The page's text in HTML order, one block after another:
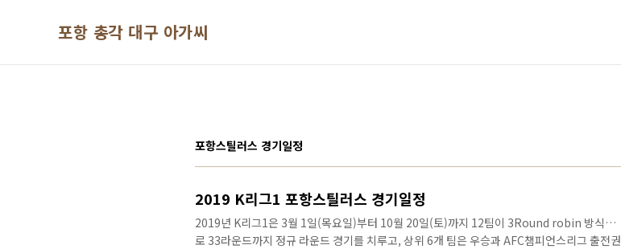
포항 총각 대구 아가씨
포항스틸러스 경기일정
2019 K리그1 포항스틸러스 경기일정
2019년 K리그1은 3월 1일(목요일)부터 10월 20일(토)까지 12팀이 3Round robin 방식으
로 33라운드까지 정규 라운드 경기를 치루고, 상위 6개 팀은 우승과 AFC챔피언스리그 출전권